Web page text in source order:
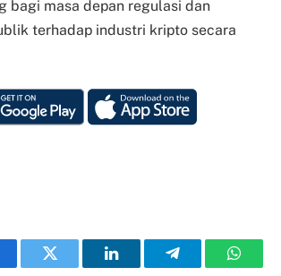
bagi masa depan regulasi dan
terhadap industri kripto secara
Twitter LinkedInTelegram